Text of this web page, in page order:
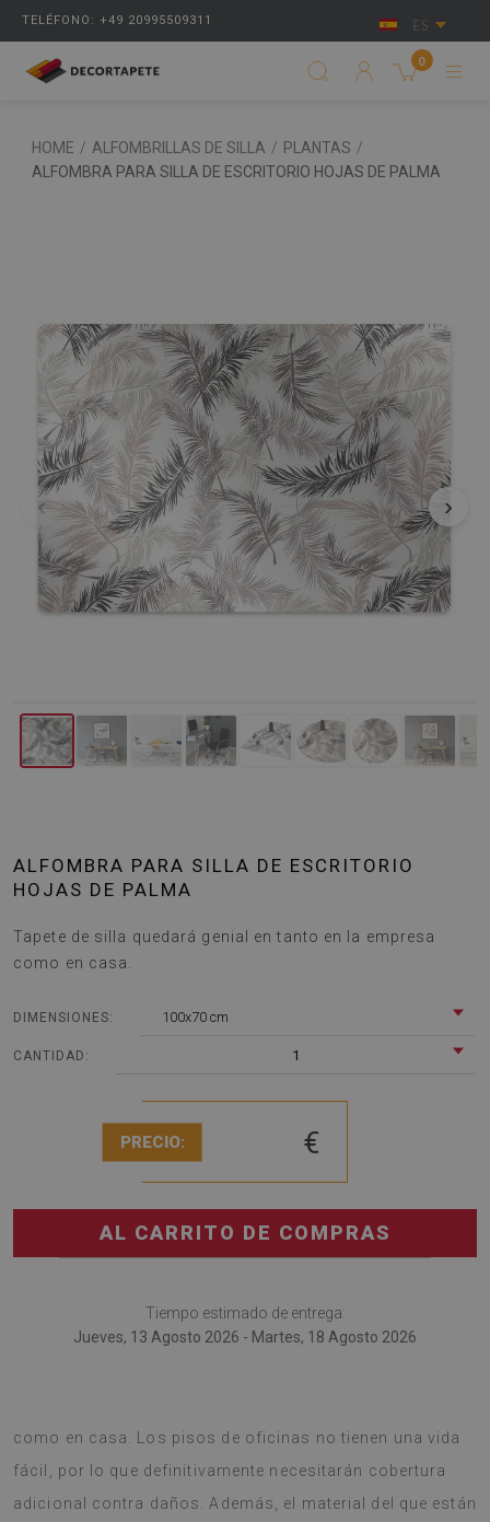
TELÉFONO: +49 20995509311 ES
0
HOME / ALFOMBRILLAS DE SILLA / PLANTAS /
ALFOMBRA PARA SILLA DE ESCRITORIO HOJAS DE PALMA
‹ ›
ALFOMBRA PARA SILLA DE ESCRITORIO
HOJAS DE PALMA
Tapete de silla quedará genial en tanto en la empresa
como en casa.
DIMENSIONES: 100x70 cm
CANTIDAD: 1
PRECIO: €
AL CARRITO DE COMPRAS
Tiempo estimado de entrega:
Jueves, 13 Agosto 2026 - Martes, 18 Agosto 2026
como en casa. Los pisos de oficinas no tienen una vida
fácil, por lo que definitivamente necesitarán cobertura
adicional contra daños. Además, el material del que están